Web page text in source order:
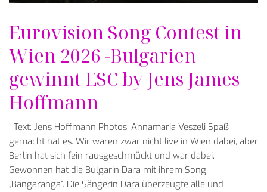
Eurovision Song Contest in
Wien 2026 -Bulgarien
gewinnt ESC by Jens James
Hoffmann
Text: Jens Hoffmann Photos: Annamaria Veszeli Spaß
gemacht hat es. Wir waren zwar nicht live in Wien dabei, aber
Berlin hat sich fein rausgeschmückt und war dabei.
Gewonnen hat die Bulgarin Dara mit ihrem Song
„Bangaranga“. Die Sängerin Dara überzeugte alle und